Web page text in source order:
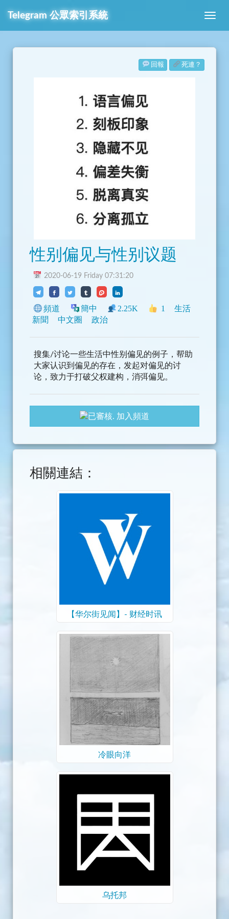
Telegram 公眾索引系統
回報 死連？
性别偏见与性别议题
2020-06-19 Friday 07:31:20
頻道 簡中 2.25K 1
生活
新聞
中文圈 政治
搜集/讨论一些生活中性别偏见的例子，帮助
大家认识到偏见的存在，发起对偏见的讨
论，致力于打破父权建构，消弭偏见。
加入頻道
相關連結：
【华尔街见闻】- 财经时讯
冷眼向洋
乌托邦